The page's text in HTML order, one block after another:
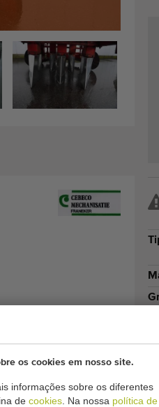
os cookies em nosso site.
informações sobre os diferentes
de cookies . Na nossa política de